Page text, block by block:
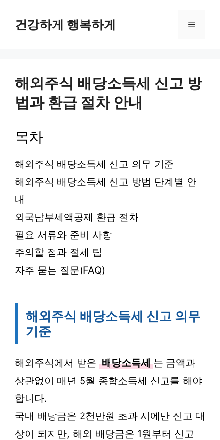
건강하게 행복하게 메
해외주식 배당소득세 신고 방
법과 환급 절차 안내
목차
해외주식 배당소득세 신고 의무 기준
해외주식 배당소득세 신고 방법 단계별 안
내
외국납부세액공제 환급 절차
필요 서류와 준비 사항
주의할 점과 절세 팁
자주 묻는 질문(FAQ)
해외주식 배당소득세 신고 의무
기준
해외주식에서 받은 배당소득세 는 금액과
상관없이 매년 5월 종합소득세 신고를 해야
합니다.
국내 배당금은 2천만원 초과 시에만 신고 대
상이 되지만, 해외 배당금은 1원부터 신고